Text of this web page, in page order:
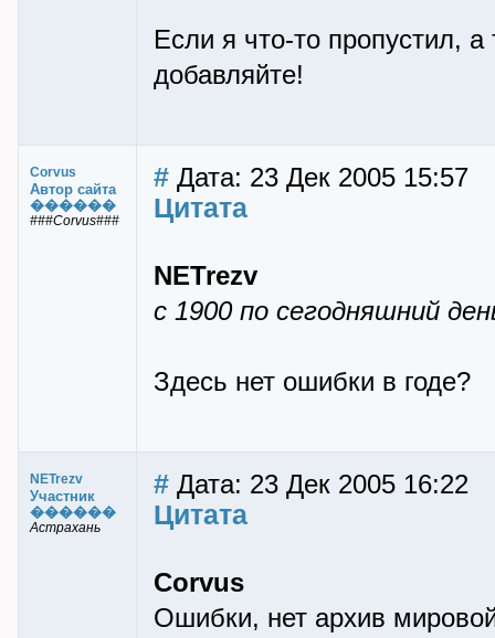
Если я что-то пропустил,
добавляйте!
Corvus
Автор сайта
������
###Corvus###
# Дата: 23 Дек 2005 15:57
Цитата
NETrezv
с 1900 по сегодняшний
Здесь нет ошибки в годе?
NETrezv
Участник
������
Астрахань
# Дата: 23 Дек 2005 16:22
Цитата
Corvus
Ошибки, нет архив